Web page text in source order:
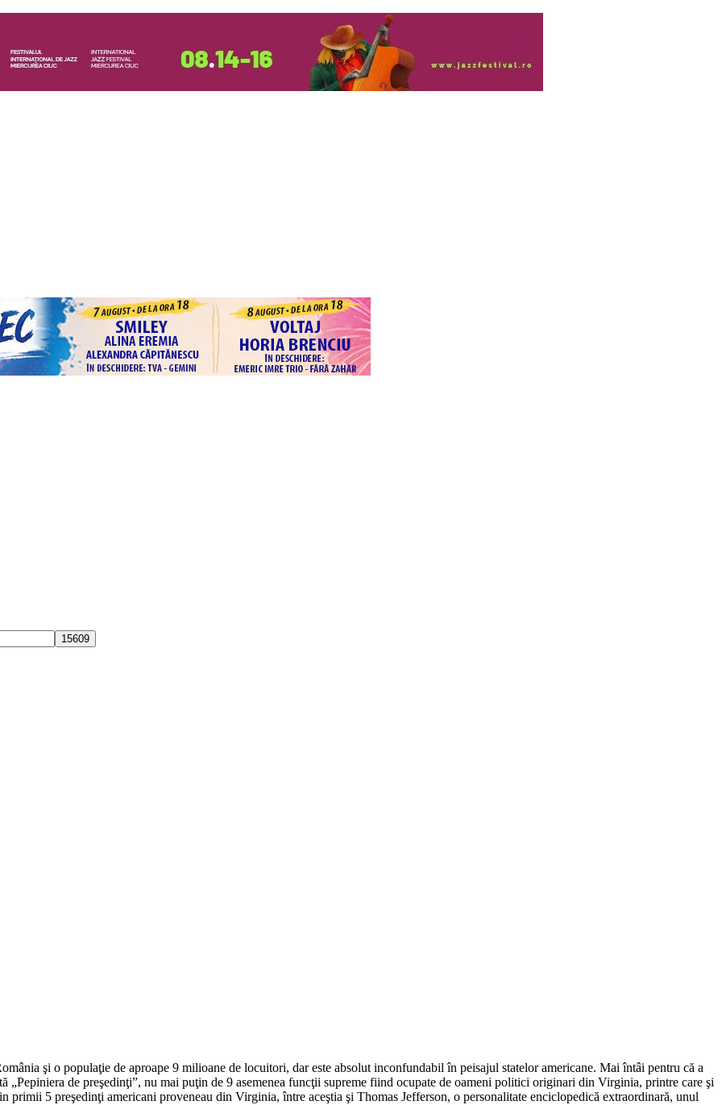
şi o populaţie de aproape 9 milioane de locuitori, dar este absolut inconfundabil în peisajul statelor americane. Mai întâi pentru că a
„Pepiniera de preşedinţi”, nu mai puţin de 9 asemenea funcţii supreme fiind ocupate de oameni politici originari din Virginia, printre care şi
5 preşedinţi americani proveneau din Virginia, între aceştia şi Thomas Jefferson, o personalitate enciclopedică extraordinară, unul